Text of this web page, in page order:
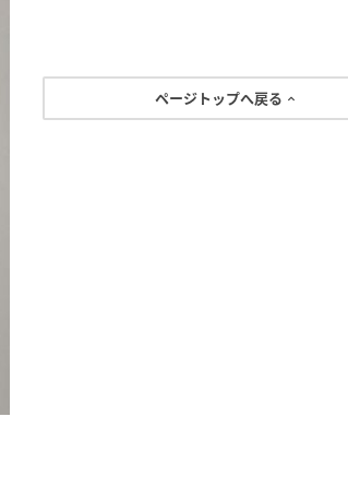
ページトップへ戻る